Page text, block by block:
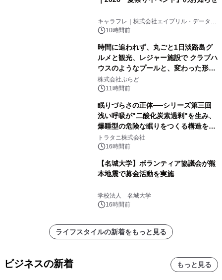
キャラフレ｜株式会社エイプリル・データ・
デザインズ
10時間前
時間に追われず、丸ごと1日淡路島グ
ルメと観光、レジャー施設で クラブハ
ウスのようなプールと、変わった形の
サウナも 「THE BOXY AWAJI」のお
得な素泊まり連泊プランで
株式会社ぷらど
11時間前
眠りづらさの正体──シリーズ第三回
浅い呼吸が"二酸化炭素過剰"を生み、
爆睡型の危険な眠りをつくる構造を解
説
トラタニ株式会社
16時間前
【名城大学】ボランティア協議会が熊
本地震で募金活動を実施
学校法人 名城大学
16時間前
ライフスタイルの新着をもっと見る
ビジネスの新着 もっと見る